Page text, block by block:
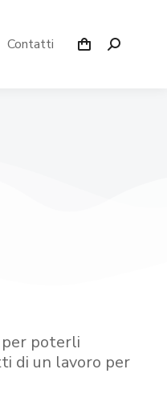
Contatti
poterli
di un lavoro per